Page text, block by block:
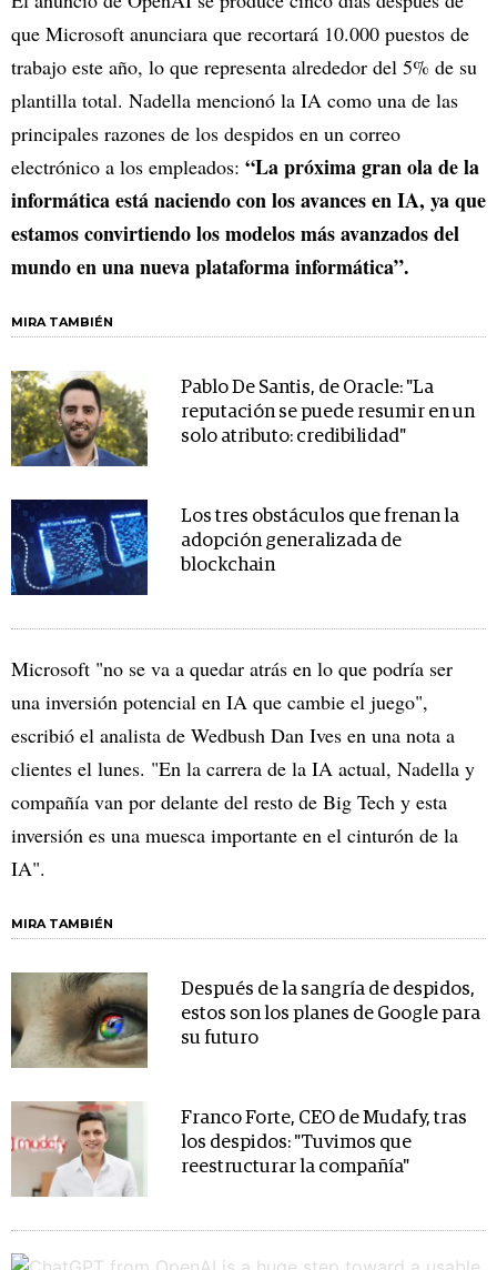
que Microsoft anunciara que recortará 10.000 puestos de
trabajo este año, lo que representa alrededor del 5% de su
plantilla total. Nadella mencionó la IA como una de las
principales razones de los despidos en un correo
electrónico a los empleados: “La próxima gran ola de la
informática está naciendo con los avances en IA, ya que
estamos convirtiendo los modelos más avanzados del
mundo en una nueva plataforma informática”.
MIRA TAMBIÉN
Pablo De Santis, de Oracle: "La
reputación se puede resumir en un
solo atributo: credibilidad"
Los tres obstáculos que frenan la
adopción generalizada de
blockchain
Microsoft "no se va a quedar atrás en lo que podría ser
una inversión potencial en IA que cambie el juego",
escribió el analista de Wedbush Dan Ives en una nota a
clientes el lunes. "En la carrera de la IA actual, Nadella y
compañía van por delante del resto de Big Tech y esta
inversión es una muesca importante en el cinturón de la
IA".
MIRA TAMBIÉN
Después de la sangría de despidos,
estos son los planes de Google para
su futuro
Franco Forte, CEO de Mudafy, tras
los despidos: "Tuvimos que
reestructurar la compañía"